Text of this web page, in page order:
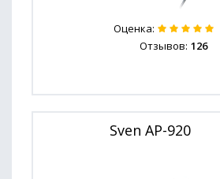
Оценка:
Отзывов: 126
Sven AP-920